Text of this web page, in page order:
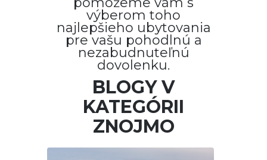
výberom toho
najlepšieho ubytovania
pre vašu pohodlnú a
nezabudnuteľnú
dovolenku.
BLOGY V
KATEGÓRII
ZNOJMO